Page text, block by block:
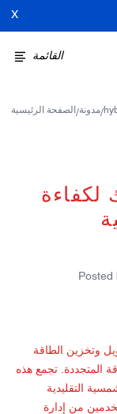
X
القائمة
الصفحة الرئيسية /مدونة/
لكفاءة
Posted
وتخزين الطاقة
المتجددة. تجمع هذه
التقليدية
من إدارة